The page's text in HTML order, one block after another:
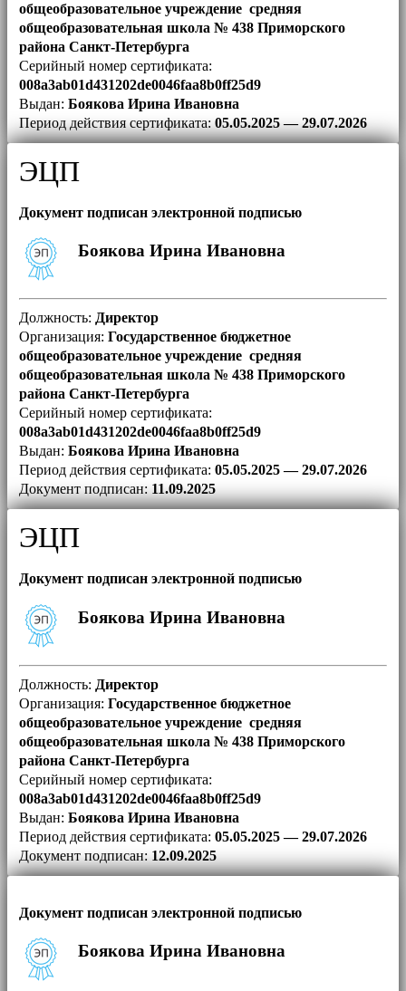
общеобразовательное учреждение средняя
общеобразовательная школа № 438 Приморского
района Санкт-Петербурга
Серийный номер сертификата:
008a3ab01d431202de0046faa8b0ff25d9
Выдан: Боякова Ирина Ивановна
Период действия сертификата: 05.05.2025 — 29.07.2026
ЭЦП
Документ подписан электронной подписью
Боякова Ирина Ивановна
Должность: Директор
Организация: Государственное бюджетное
общеобразовательное учреждение средняя
общеобразовательная школа № 438 Приморского
района Санкт-Петербурга
Серийный номер сертификата:
008a3ab01d431202de0046faa8b0ff25d9
Выдан: Боякова Ирина Ивановна
Период действия сертификата: 05.05.2025 — 29.07.2026
Документ подписан: 11.09.2025
ЭЦП
Документ подписан электронной подписью
Боякова Ирина Ивановна
Должность: Директор
Организация: Государственное бюджетное
общеобразовательное учреждение средняя
общеобразовательная школа № 438 Приморского
района Санкт-Петербурга
Серийный номер сертификата:
008a3ab01d431202de0046faa8b0ff25d9
Выдан: Боякова Ирина Ивановна
Период действия сертификата: 05.05.2025 — 29.07.2026
Документ подписан: 12.09.2025
Документ подписан электронной подписью
Боякова Ирина Ивановна